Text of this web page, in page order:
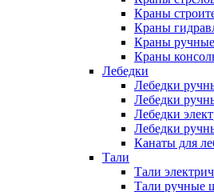
Краны
Краны
Краны
Краны
Лебедки
Лебедки
Лебедки
Лебедки
Лебедки
Канаты для
Тали
Тали
Тали ручные